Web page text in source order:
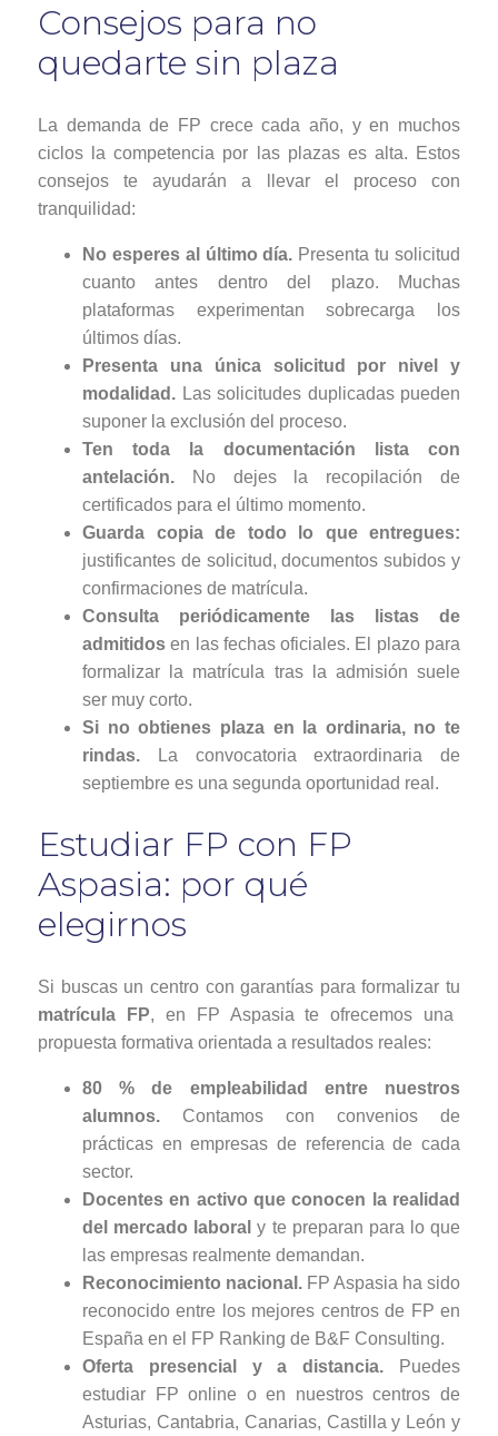
Consejos para no
quedarte sin plaza
La demanda de FP crece cada año, y en muchos
ciclos la competencia por las plazas es alta. Estos
consejos te ayudarán a llevar el proceso con
tranquilidad:
No esperes al último día. Presenta tu solicitud
cuanto antes dentro del plazo. Muchas
plataformas experimentan sobrecarga los
últimos días.
Presenta una única solicitud por nivel y
modalidad. Las solicitudes duplicadas pueden
suponer la exclusión del proceso.
Ten toda la documentación lista con
antelación. No dejes la recopilación de
certificados para el último momento.
Guarda copia de todo lo que entregues:
justificantes de solicitud, documentos subidos y
confirmaciones de matrícula.
Consulta periódicamente las listas de
admitidos en las fechas oficiales. El plazo para
formalizar la matrícula tras la admisión suele
ser muy corto.
Si no obtienes plaza en la ordinaria, no te
rindas. La convocatoria extraordinaria de
septiembre es una segunda oportunidad real.
Estudiar FP con FP
Aspasia: por qué
elegirnos
Si buscas un centro con garantías para formalizar tu
matrícula FP, en FP Aspasia te ofrecemos una
propuesta formativa orientada a resultados reales:
80 % de empleabilidad entre nuestros
alumnos. Contamos con convenios de
prácticas en empresas de referencia de cada
sector.
Docentes en activo que conocen la realidad
del mercado laboral y te preparan para lo que
las empresas realmente demandan.
Reconocimiento nacional. FP Aspasia ha sido
reconocido entre los mejores centros de FP en
España en el FP Ranking de B&F Consulting.
Oferta presencial y a distancia. Puedes
estudiar FP online o en nuestros centros de
Asturias, Cantabria, Canarias, Castilla y León y